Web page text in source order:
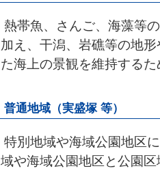
熱帯魚、さんご、海藻等
加え、干潟、岩礁等の地
た海上の景観を維持するた
普通地域（実盛塚 等）
特別地域や海域公園地区
域や海域公園地区と公園区